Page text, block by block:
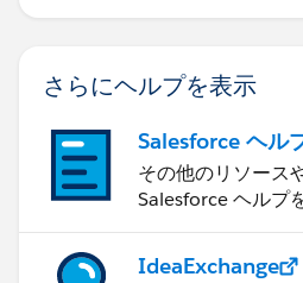
さらにヘルプを表示
Salesforce ヘル
その他のリソース
Salesforce ヘルプ
IdeaExchange